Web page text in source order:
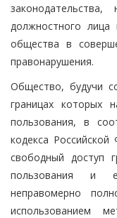
должностного лица
общества в
правонарушения.
Общество, будучи
границах которых
пользования, в
кодекса
свободный доступ
пользования и
неправомерно
использованием